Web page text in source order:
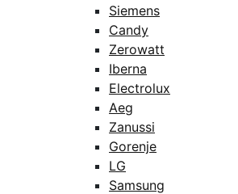
Siemens
Candy
Zerowatt
Iberna
Electrolux
Aeg
Zanussi
Gorenje
LG
Samsung